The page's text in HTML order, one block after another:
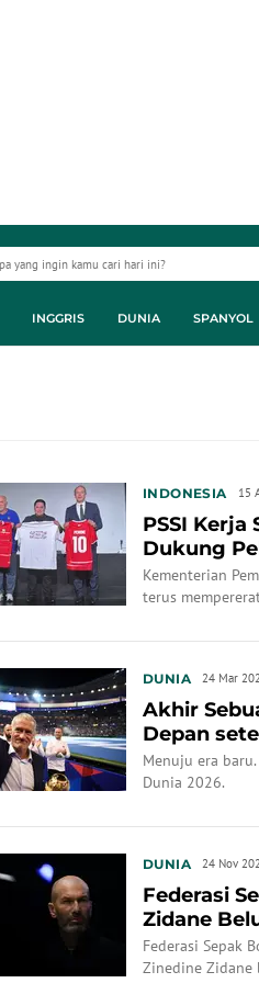
INGGRIS DUNIA SPANYOL
INDONESIA 15
PSSI Kerja
Dukung
Melawan ...
Kementerian
terus
(FFF).
DUNIA 24 Mar
Akhir
Depan
Menuju era
Dunia 2026.
DUNIA 24 Nov
Federasi
Zidane
Federasi Sepak
Zinedine Zidane